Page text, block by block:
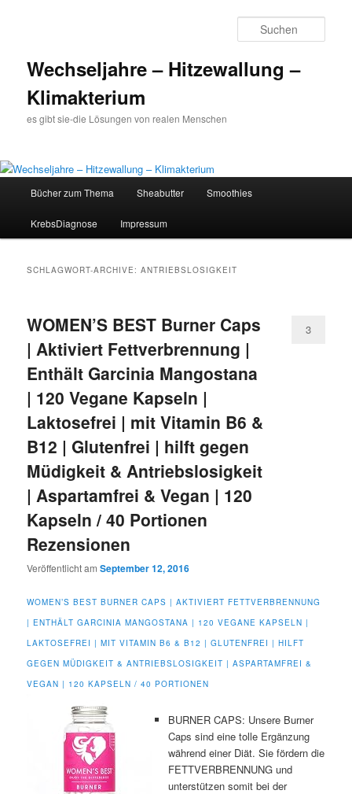
Wechseljahre – Hitzewallung –
Klimakterium
es gibt sie-die Lösungen von realen Menschen
Zum
Inhalt
Zum
sekundären
Bücher zum Thema Sheabutter Smoothies
KrebsDiagnose Impressum
SCHLAGWORT-ARCHIVE:ANTRIEBSLOSIGKEIT
WOMEN’S BEST Burner Caps
| Aktiviert Fettverbrennung |
Enthält Garcinia Mangostana
| 120 Vegane Kapseln |
Laktosefrei | mit Vitamin B6 &
B12 | Glutenfrei | hilft gegen
Müdigkeit & Antriebslosigkeit
| Aspartamfrei & Vegan | 120
Kapseln / 40 Portionen
Rezensionen
Veröffentlicht amSeptember 12, 2016
3
WOMEN’S BEST BURNER CAPS | AKTIVIERT FETTVERBRENNUNG
| ENTHÄLT GARCINIA MANGOSTANA | 120 VEGANE KAPSELN |
LAKTOSEFREI | MIT VITAMIN B6 & B12 | GLUTENFREI | HILFT
GEGEN MÜDIGKEIT & ANTRIEBSLOSIGKEIT | ASPARTAMFREI &
VEGAN | 120 KAPSELN / 40 PORTIONEN
BURNER CAPS: Unsere Burner
Caps sind eine tolle Ergänzung
während einer Diät. Sie fördern die
FETTVERBRENNUNG und
unterstützen somit bei der